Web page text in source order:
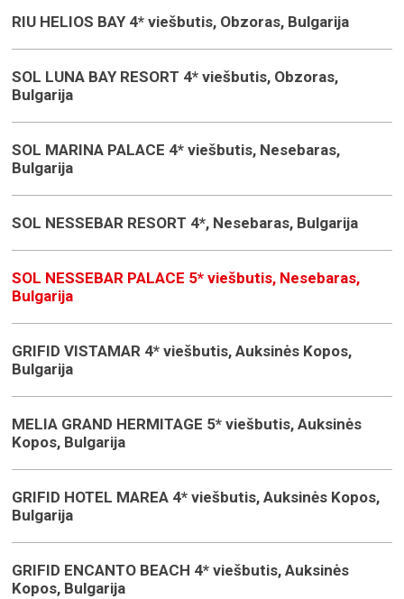
RIU HELIOS BAY 4* viešbutis, Obzoras, Bulgarija
SOL LUNA BAY RESORT 4* viešbutis, Obzoras,
Bulgarija
SOL MARINA PALACE 4* viešbutis, Nesebaras,
Bulgarija
SOL NESSEBAR RESORT 4*, Nesebaras, Bulgarija
SOL NESSEBAR PALACE 5* viešbutis, Nesebaras,
Bulgarija
GRIFID VISTAMAR 4* viešbutis, Auksinės Kopos,
Bulgarija
MELIA GRAND HERMITAGE 5* viešbutis, Auksinės
Kopos, Bulgarija
GRIFID HOTEL MAREA 4* viešbutis, Auksinės Kopos,
Bulgarija
GRIFID ENCANTO BEACH 4* viešbutis, Auksinės
Kopos, Bulgarija